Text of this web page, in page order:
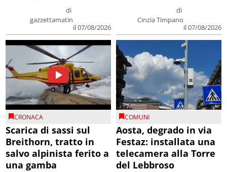
di
gazzettamatin
il 07/08/2026
di
Cinzia Timpano
il 07/08/2026
CRONACA
Scarica di sassi sul
Breithorn, tratto in
salvo alpinista ferito a
una gamba
COMUNI
Aosta, degrado in via
Festaz: installata una
telecamera alla Torre
del Lebbroso